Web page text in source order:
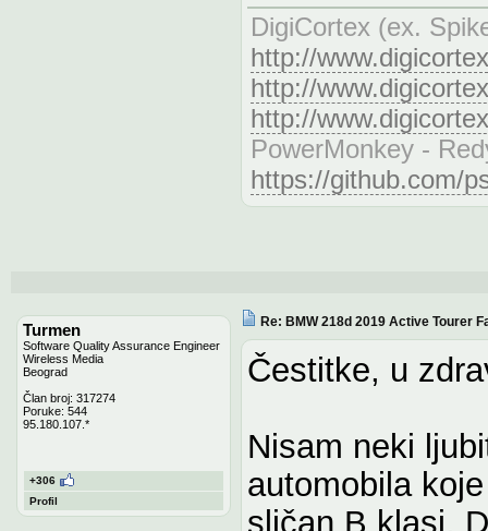
DigiCortex (ex.
http://
http://
http://
PowerMonkey -
https://github.com/
Turmen
Software Quality Assurance Engineer
Wireless Media
Beograd
Član broj: 317274
Poruke: 544
95.180.107.*
+306
Profil
Re: BMW 218d 2019 Active Tourer
Čestitke, u
Nisam neki
automobila
sličan B klasi.